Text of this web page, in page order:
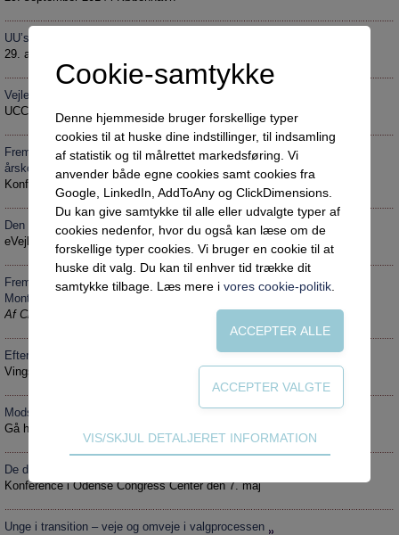
UU’s jubilæumskonference
29. august 2014 i København
Vejledning til forandring
UCC-konference i Svendborg, 7.-8- maj 2014
Fremtidens karriereveje og karrierevalg – UU Danmarks
årskonference
Konference i Børkop, 7.-8- april 2014
Den virtuelle vejleder
eVejledningens årskonference i Vejle den 13. november 2013
Fremtidens vejledning til vejlederkonference IAEVG i
Montpellier
Af Charlotte Sommerlund, Preventing Dropout
Efterskolernes Vejlederkonference
Vingsted-centeret i Vejle, 16. september 2013
Modstandsformer i jobcentret
Gå hjem-møde hos Schultz 29. maj og 12. juni 2013
De diagnosticerede unge
Konference i Odense Congress Center den 7. maj
Unge i transition – veje og omveje i valgprocessen
Cookie-samtykke
Denne hjemmeside bruger forskellige typer
cookies til at huske dine indstillinger, til indsamling
af statistik og til målrettet markedsføring. Vi
anvender både egne cookies samt cookies fra
Google, LinkedIn, AddToAny og ClickDimensions.
Du kan give samtykke til alle eller udvalgte typer af
cookies nedenfor, hvor du også kan læse om de
forskellige typer cookies. Vi bruger en cookie til at
huske dit valg. Du kan til enhver tid trække dit
samtykke tilbage. Læs mere i vores cookie-politik
Teknisk
Tekniske cookies er nødvendige for hjemmesidens
adgangskontrol samt indkøbskurv og kan derfor
ikke fravælges.
VIS/SKJUL DETALJERET INFORMATION